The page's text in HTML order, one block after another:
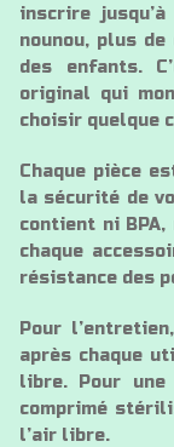
inscrire
nounou, plus
des enfants.
original qui
choisir quelque
Chaque pièce
la sécurité de
contient ni
chaque
résistance des
Pour
après chaque
libre. Pour
comprimé
l’air libre.